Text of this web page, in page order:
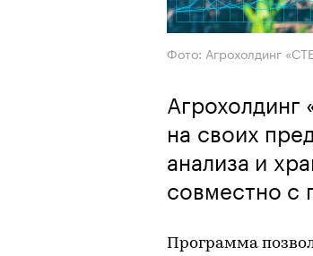
Фото: Агрохолдинг
Агрохолдинг
на своих
анализа и
совместно с
Программа